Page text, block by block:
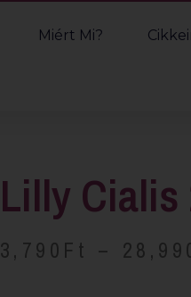
Miért Mi?
Lilly
3,790 Ft –